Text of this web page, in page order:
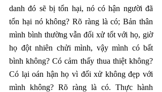
danh đó sẽ bị tổn hại, nó có hận người đã
tổn hại nó không? Rõ ràng là có; Bản thân
mình bình thường vẫn đối xử tốt với họ, giờ
họ đột nhiên chửi mình, vậy mình có bất
bình không? Có cảm thấy thua thiệt không?
Có lại oán hận họ vì đối xử không đẹp với
mình không? Rõ ràng là có. Thực hành